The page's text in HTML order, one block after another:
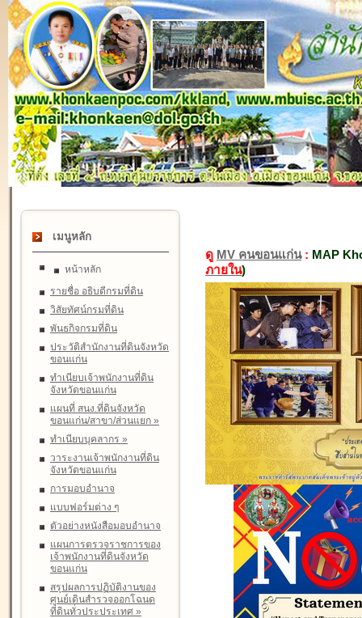
เมนูหลัก
หน้าหลัก
รายชื่อ อธิบดีกรมที่ดิน
วิสัยทัศน์กรมที่ดิน
พันธกิจกรมที่ดิน
ประวัติสำนักงานที่ดินจังหวัด
ขอนแก่น
ทำเนียบเจ้าพนักงานที่ดิน
จังหวัดขอนแก่น
แผนที่ สนง.ที่ดินจังหวัด
ขอนแก่น/สาขา/ส่วนแยก »
ทำเนียบบุคลากร »
วาระงานเจ้าพนักงานที่ดิน
จังหวัดขอนแก่น
การมอบอำนาจ
แบบฟอร์มต่าง ๆ
ตัวอย่างหนังสือมอบอำนาจ
แผนการตรวจราชการของ
เจ้าพนักงานที่ดินจังหวัด
ขอนแก่น
สรุปผลการปฏิบัติงานของ
ศูนย์เดินสำรวจออกโฉนด
ที่ดินทั่วประประเทศ »
ดู MV คนขอนแก่น: MAP
ภายใน)